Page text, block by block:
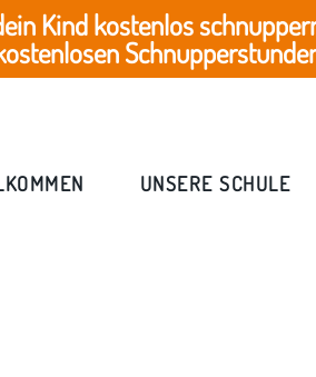
Kind kostenlos
UNSERE SCHULE